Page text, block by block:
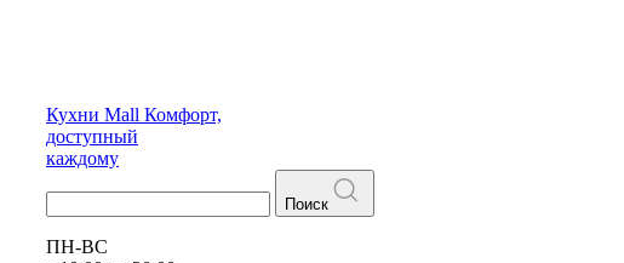
Кухни Mall Комфорт,
доступный
каждому
Поиск
ПН-ВС